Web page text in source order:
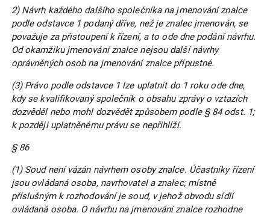
2) Návrh každého dalšího společníka na jmenování znalce
podle odstavce 1 podaný dříve, než je znalec jmenován, se
považuje za přistoupení k řízení, a to ode dne podání návrhu.
Od okamžiku jmenování znalce nejsou další návrhy
oprávněných osob na jmenování znalce přípustné.
(3) Právo podle odstavce 1 lze uplatnit do 1 roku ode dne,
kdy se kvalifikovaný společník o obsahu zprávy o vztazích
dozvěděl nebo mohl dozvědět způsobem podle § 84 odst. 1;
k později uplatněnému právu se nepřihlíží.
§ 86
(1) Soud není vázán návrhem osoby znalce. Účastníky řízení
jsou ovládaná osoba, navrhovatel a znalec; místně
příslušným k rozhodování je soud, v jehož obvodu sídlí
ovládaná osoba. O návrhu na jmenování znalce rozhodne